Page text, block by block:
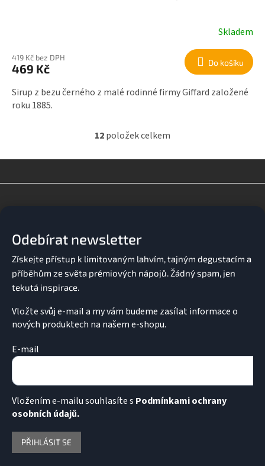
Skladem
419 Kč bez DPH
469 Kč Do košíku
Sirup z bezu černého z malé rodinné firmy Giffard založené
roku 1885.
O
l
d
r
v
k
y
p
i
s
12položek celkem
Odebírat newsletter
Vložte svůj e-mail a my vám budeme zasílat informace o
nových produktech na našem e-shopu.
E-mail
Vložením e-mailu souhlasíte s Podmínkami ochrany
osobních údajů.
PŘIHLÁSIT SE